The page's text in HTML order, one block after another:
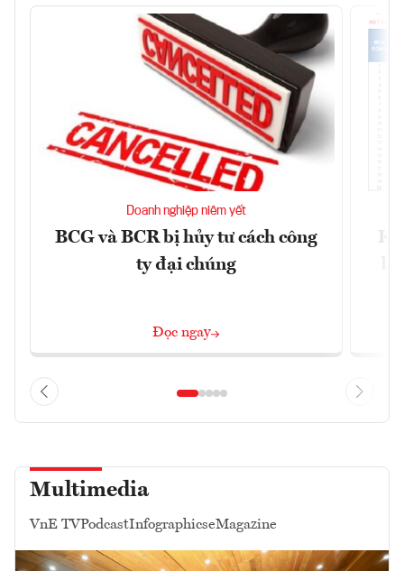
Doanh nghiệp niêm yết
BCG và BCR bị hủy tư cách công
ty đại chúng
Đọc ngay
Multimedia
VnE TVPodcastInfographicseMagazine